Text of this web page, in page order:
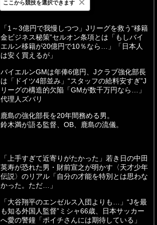
最新 24時間 週間
「1～3億円で我慢しつつ」Jリーグを救う“移籍
金ビジネス秘策”セルオン条項とは「もしバイ
エルン移籍が20億円で10％なら…」「日本人
は安く買えるが」
バイエルンGMは年俸6億円、Jクラブ強化部長
は「ドイツ4部並み」“スタッフの給料安すぎ”J
リーグの構造的欠陥「GMが数千万円なら…」
代理人ズバリ
鹿島の強化部長を20年間務める男。
鈴木満が語る監督、OB、鹿島の流儀。
「上手すぎて近寄りがたかった」若き日の中田
英寿が恐れた男・財前宣之が明かす〈天才少年
伝説〉のリアル「自分の才能を特別とは思わな
かった。ただ…」
「大谷翔平のエンゼルス入団よりも…」“Jを最
も知る外国人監督”ミシャ66歳、日本サッカー
へ愛の警鐘「ポイチさんには期待している」
ここから競技を選択できます